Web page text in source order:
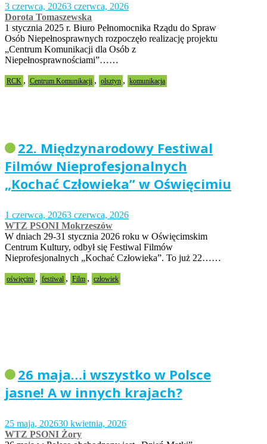
3 czerwca, 20263 czerwca, 2026
Dorota Tomaszewska
1 stycznia 2025 r. Biuro Pełnomocnika Rządu do Spraw
Osób Niepełnosprawnych rozpoczęło realizację projektu
„Centrum Komunikacji dla Osób z
Niepełnosprawnościami”……
RCK , Centrum Komunikacji , olsztyn , komunikacja
22. Międzynarodowy Festiwal
Filmów Nieprofesjonalnych
„Kochać Człowieka” w Oświęcimiu
1 czerwca, 20263 czerwca, 2026
WTZ PSONI Mokrzeszów
W dniach 29-31 stycznia 2026 roku w Oświęcimskim
Centrum Kultury, odbył się Festiwal Filmów
Nieprofesjonalnych „Kochać Człowieka”. To już 22……
oświęcim , festiwal , Film , człowiek
26 maja…i wszystko w Polsce
jasne! A w innych krajach?
25 maja, 202630 kwietnia, 2026
WTZ PSONI Żory